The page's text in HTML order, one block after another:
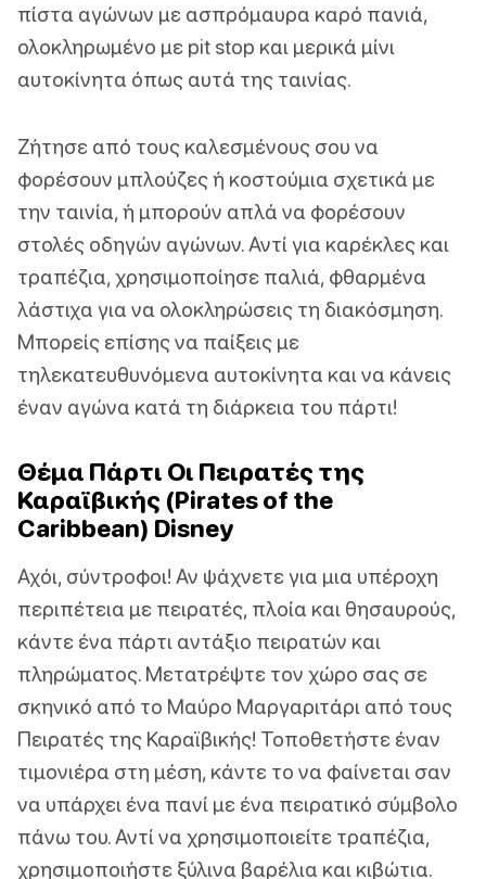
πίστα αγώνων με ασπρόμαυρα καρό πανιά,
ολοκληρωμένο με pit stop και μερικά μίνι
αυτοκίνητα όπως αυτά της ταινίας.
Ζήτησε από τους καλεσμένους σου να
φορέσουν μπλούζες ή κοστούμια σχετικά με
την ταινία, ή μπορούν απλά να φορέσουν
στολές οδηγών αγώνων. Αντί για καρέκλες και
τραπέζια, χρησιμοποίησε παλιά, φθαρμένα
λάστιχα για να ολοκληρώσεις τη διακόσμηση.
Μπορείς επίσης να παίξεις με
τηλεκατευθυνόμενα αυτοκίνητα και να κάνεις
έναν αγώνα κατά τη διάρκεια του πάρτι!
Θέμα Πάρτι Οι Πειρατές της
Καραϊβικής (Pirates of the
Caribbean) Disney
Αχόι, σύντροφοι! Αν ψάχνετε για μια υπέροχη
περιπέτεια με πειρατές, πλοία και θησαυρούς,
κάντε ένα πάρτι αντάξιο πειρατών και
πληρώματος. Μετατρέψτε τον χώρο σας σε
σκηνικό από το Μαύρο Μαργαριτάρι από τους
Πειρατές της Καραϊβικής! Τοποθετήστε έναν
τιμονιέρα στη μέση, κάντε το να φαίνεται σαν
να υπάρχει ένα πανί με ένα πειρατικό σύμβολο
πάνω του. Αντί να χρησιμοποιείτε τραπέζια,
χρησιμοποιήστε ξύλινα βαρέλια και κιβώτια.